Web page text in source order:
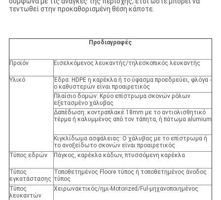
τεντωθεί στην προκαθορισμένη θέση κάποτε.
Προδιαγραφές
Προϊόν Εισελκόμενος λευκαντής/τηλεσκοπικός λευκαντής
Υλικό
Έδρα: HDPE η καρέκλα ή το ύφασμα προεδρεύει, φλόγα -
ο καθυστερών είναι προαιρετικός
Πλαίσιο δομών: Κρύο επίστρωμα σκονών ρόλων
εξετασμένο χάλυβας
Δαπέδωση: κοντραπλακέ 18mm με το αντιολισθητικό
τέρμα ή καλυμμένος από τον τάπητα, ή πάτωμα alumium
Κιγκλίδωμα ασφάλειας: Ο χάλυβας με το επίστρωμα ή
το ανοξείδωτο σκονών είναι προαιρετικός
Τύπος εδρών
Πάγκος, καρέκλα κάδων, πτυσσόμενη καρέκλα
Τύπος
εγκατάστασης
Τοποθετημένος Floore τύπος ή τοποθετημένος άνοδος
τύπος
Τύπος
λευκαντών
Χειρωνακτικός/ημι-Motorized/Ful-μηχανοποιημένος